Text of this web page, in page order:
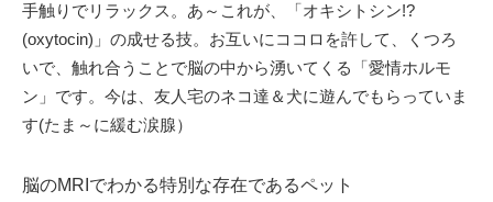
手触りでリラックス。あ～これが、「オキシトシン!?
(oxytocin)」の成せる技。お互いにココロを許して、くつろ
いで、触れ合うことで脳の中から湧いてくる「愛情ホルモ
ン」です。今は、友人宅のネコ達＆犬に遊んでもらっていま
す(たま～に緩む涙腺）
脳のMRIでわかる特別な存在であるペット